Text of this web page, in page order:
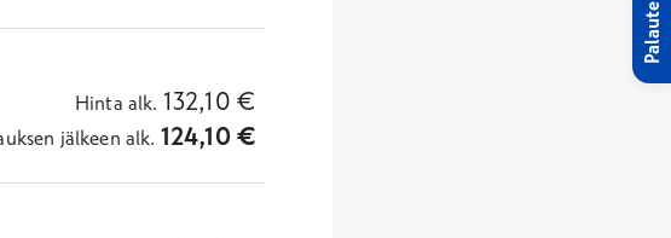
Hinta alk. 132,10 €
jälkeen alk. 124,10€
Palaute